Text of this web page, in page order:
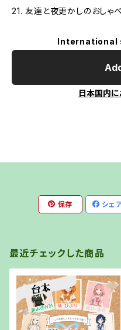
21. 友達と夜更かしのおしゃ
International
日本国内
保存 シェ
最近チェックした商品